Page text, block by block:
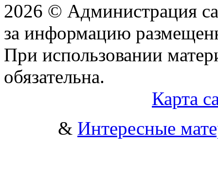
2026 © Администрация
за информацию
При использовании
обязательна.
Карта
& Интересные